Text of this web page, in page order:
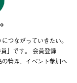
つながっていきたい。
」です。 会員登録
の管理、イベント参加へ